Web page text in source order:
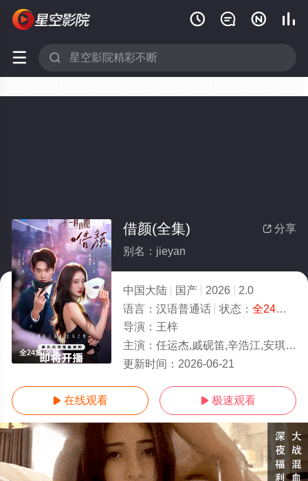
   
 
全24集/全集
 分享
借颜(全集)
别名：jieyan
中国大陆 国产 2026
2.0
语言： 汉语普通话 状态： 全24集
导演： 王梓
主演： 任运杰,戚砚笛,辛浩江,安琪儿,柳琦,王曜,魏子翔,刘超,Chao,Liu
更新时间： 2026-06-21
 在线观看  极速观看